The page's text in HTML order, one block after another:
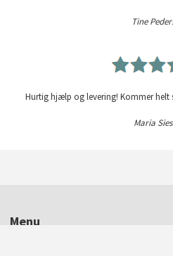
Tine
Hurtig hjælp og levering! Kommer helt
Maria
Menu